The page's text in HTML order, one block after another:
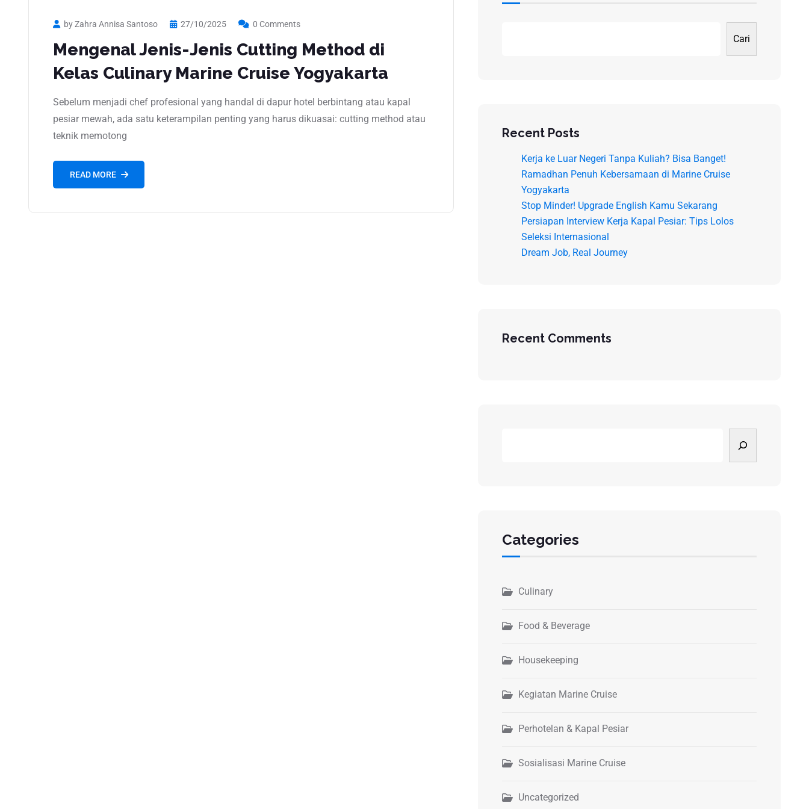
by Zahra Annisa Santoso 27/10/2025 0 Comments
Mengenal Jenis-Jenis Cutting Method di
Kelas Culinary Marine Cruise Yogyakarta
Sebelum menjadi chef profesional yang handal di dapur hotel berbintang atau kapal
pesiar mewah, ada satu keterampilan penting yang harus dikuasai: cutting method atau
teknik memotong
READ MORE
Cari
Recent Posts
Kerja ke Luar Negeri Tanpa Kuliah? Bisa Banget!
Ramadhan Penuh Kebersamaan di Marine Cruise
Yogyakarta
Stop Minder! Upgrade English Kamu Sekarang
Persiapan Interview Kerja Kapal Pesiar: Tips Lolos
Seleksi Internasional
Dream Job, Real Journey
Recent Comments
Categories
Culinary
Food & Beverage
Housekeeping
Kegiatan Marine Cruise
Perhotelan & Kapal Pesiar
Sosialisasi Marine Cruise
Uncategorized